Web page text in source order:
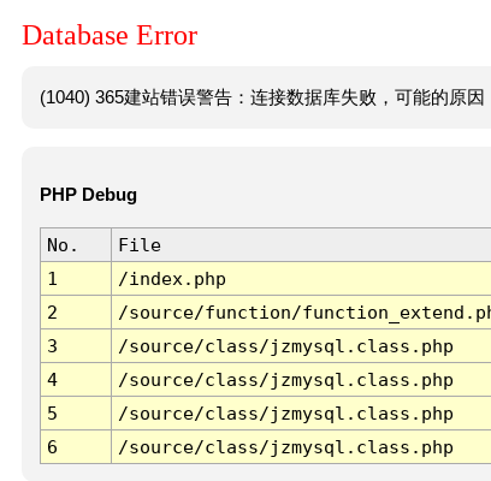
Database Error
(1040) 365建站错误警告：连接数据库失败，可能的原
PHP Debug
No. File
1
/index.php
2
/source/function/
3
/source/class/jzmysql.class.php
4
/source/class/jzmysql.class.php
5
/source/class/jzmysql.class.php
6
/source/class/jzmysql.class.php